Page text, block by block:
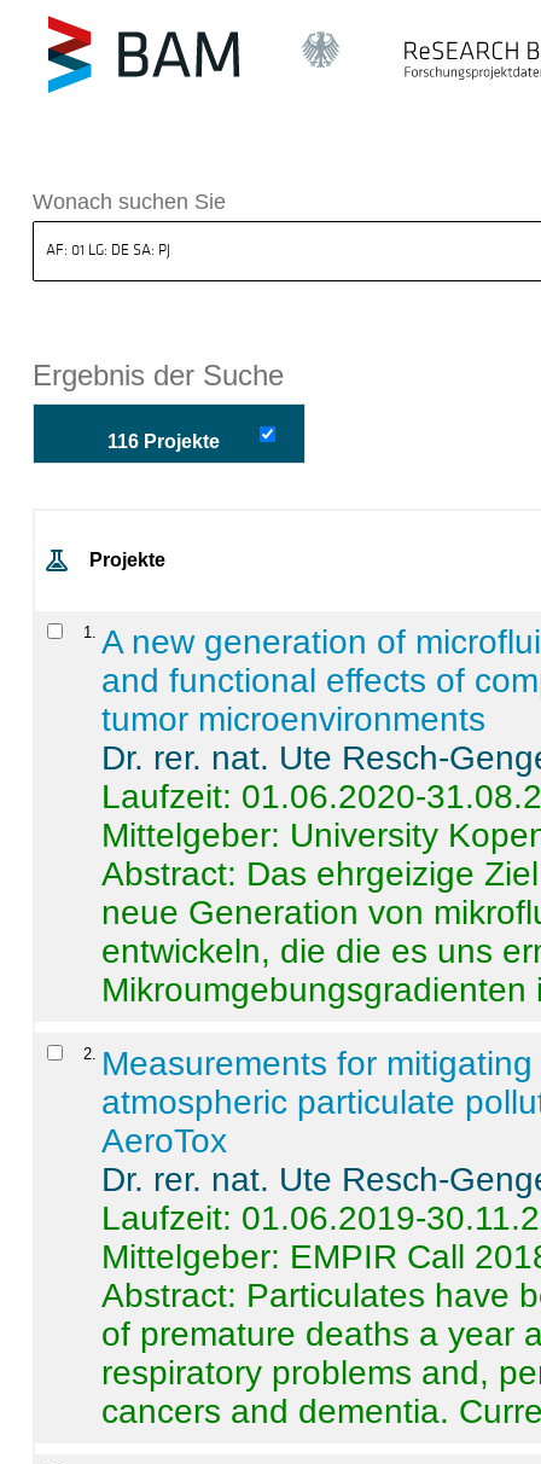
BAM
Wonach suchen Sie
Ergebnis der Suche
116 Projekte
Projekte
1
A new generation of
and functional effects of
tumor microenvironments
Dr. rer. nat. Ute Resch-
Laufzeit: 01.06.2020-
Mittelgeber: University
Abstract: Das ehrgeizige
neue Generation von
entwickeln, die die es uns
Mikroumgebungsgradienten
2
Measurements for
atmospheric particulate
AeroTox
Dr. rer. nat. Ute Resch-
Laufzeit: 01.06.2019-
Mittelgeber: EMPIR Call
Abstract: Particulates have
of premature deaths a year
respiratory problems and,
cancers and dementia.